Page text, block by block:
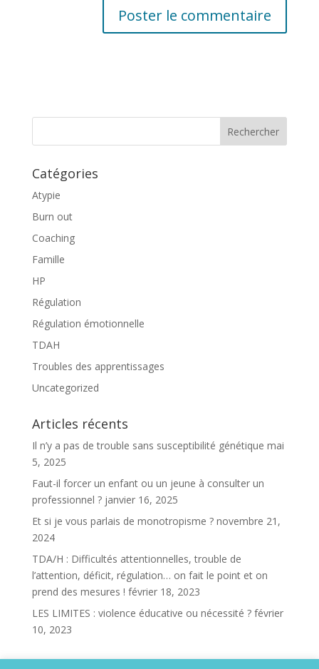
i
v
:
Catégories
Atypie
Burn out
Coaching
Famille
HP
Régulation
Régulation émotionnelle
TDAH
Troubles des apprentissages
Uncategorized
Articles récents
Il n’y a pas de trouble sans susceptibilité génétique mai
5, 2025
Faut-il forcer un enfant ou un jeune à consulter un
professionnel ? janvier 16, 2025
Et si je vous parlais de monotropisme ? novembre 21,
2024
TDA/H : Difficultés attentionnelles, trouble de
l’attention, déficit, régulation… on fait le point et on
prend des mesures ! février 18, 2023
LES LIMITES : violence éducative ou nécessité ? février
10, 2023